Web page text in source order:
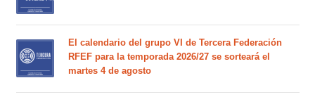
El calendario del grupo VI de Tercera Federación
RFEF para la temporada 2026/27 se sorteará el
martes 4 de agosto